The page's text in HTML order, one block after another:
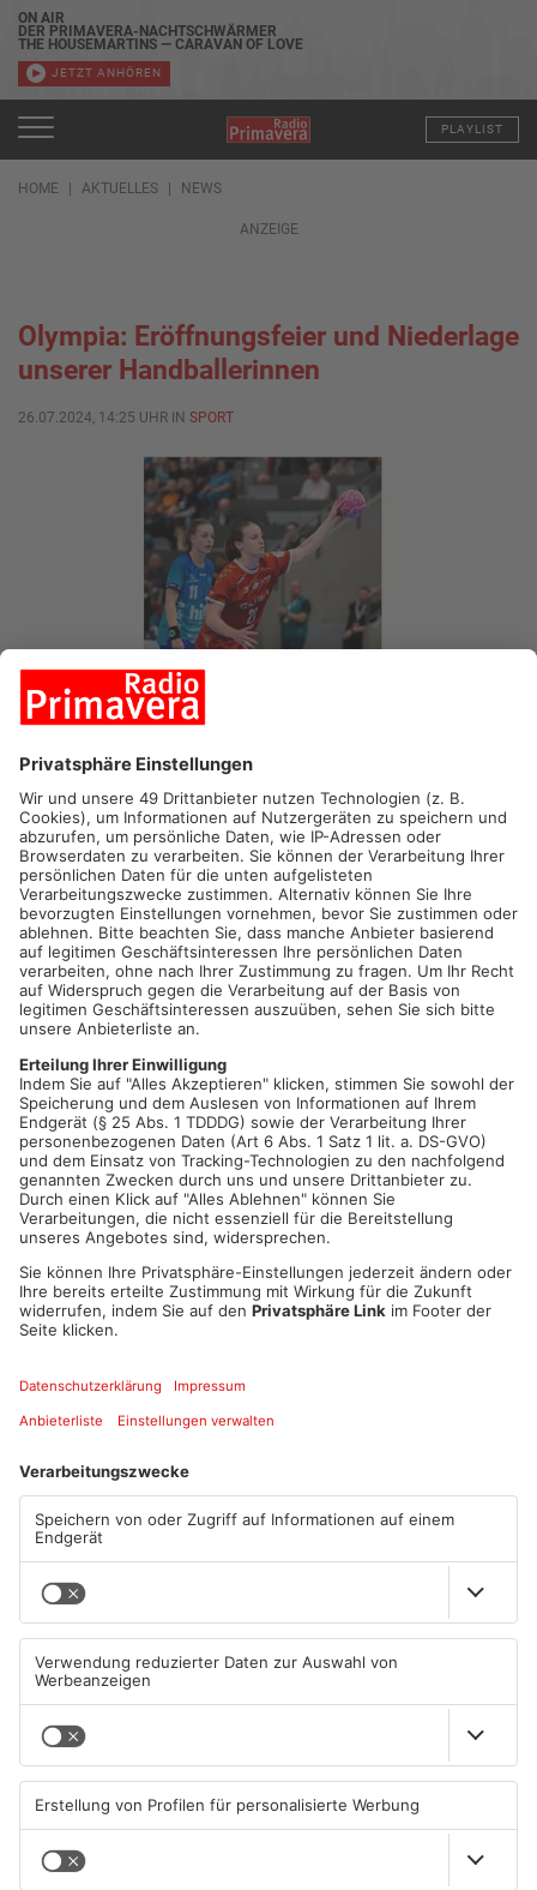
ON AIR
DER PRIMAVERA-NACHTSCHWÄRMER
THE HOUSEMARTINS — CARAVAN OF LOVE
JETZT ANHÖREN
PLAYLIST
HOME AKTUELLES NEWS
ANZEIGE
Olympia: Eröffnungsfeier und Niederlage
unserer Handballerinnen
26.07.2024, 14:25 UHR IN SPORT
GLATTBACH/ GROSSOSTHEIM/ KROMBACH.Heute Abend
starten auch Sportler und Funktionäre aus dem Primaveraland
mit der Eröffnungsfeier offiziell in die Olympischen Spiele.
Unter anderem der Bundestrainer der Deutschen Springreiter,
Otto Becker aus Großostheim und der Sportdirektor des
Deutschen Ringerverbandes Jannis Zamanduridis aus
Krombach sind mit dabei. Erste Duelle mit deutscher
Beteiligung haben bereits stattgefunden – unter anderem das
der Handballerinnen am Abend gegen Südkorea. Leider
knapp mit 22 zu 23.
Artikel teilen
ANZEIGE
Mehr aus Sport
Fußball: Viktoria
Aschaffenburg verliert
gegen TSV-Aubstadt
05.08.2026, 04:30 UHR IN SPORT
Großwallstadt gewinnt den
03.08.2026, 07:38 UHR IN SPORT
TOPNEWS